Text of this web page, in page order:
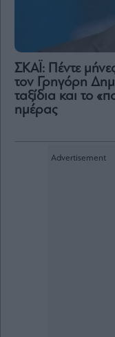
ΣΚΑΪ: Πέντε
τον Γρηγόρη
ταξίδια και το
ημέρας